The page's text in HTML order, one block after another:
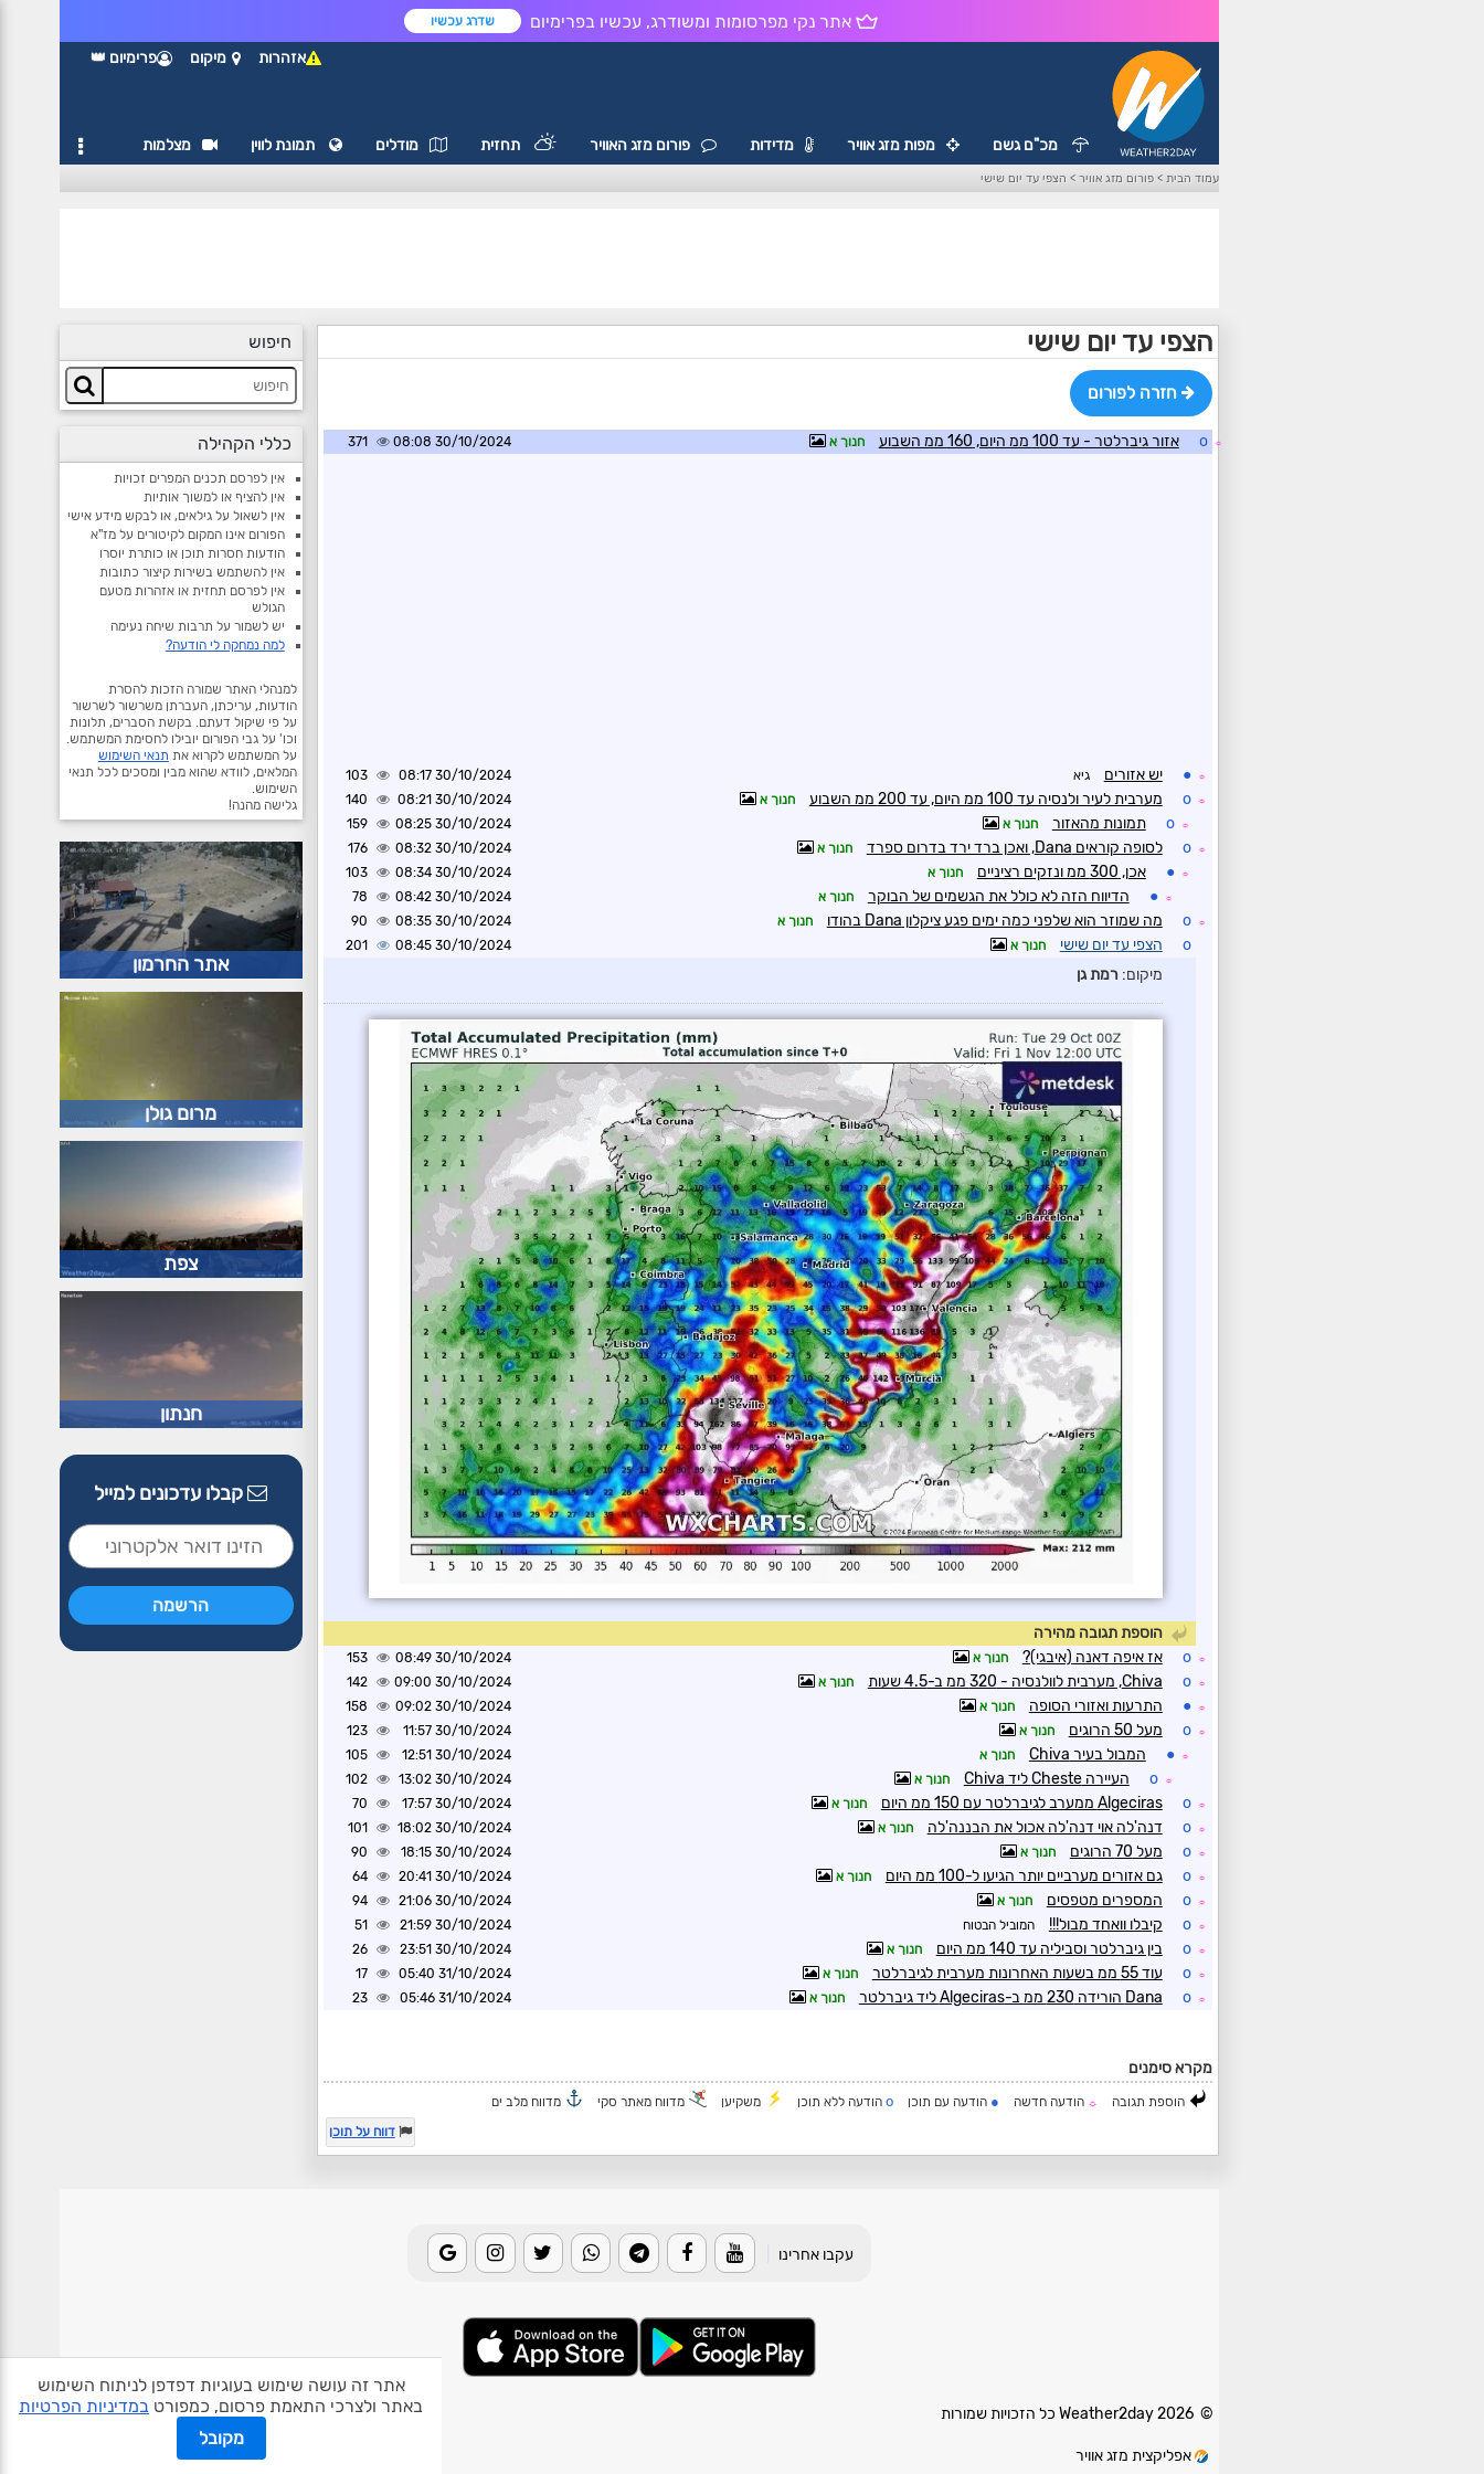
אתר זה עושה שימוש בעוגיות דפדפן לניתוח השימוש
באתר ולצרכי התאמת פרסום, כמפורט במדיניות הפרטיות
מקובל
אתר נקי מפרסומות ומשודרג, עכשיו בפרימיום שדרג עכשיו
אזהרות מיקום פרימיום 👑
מכ"ם גשם מפות מזג אוויר מדידות פורום מזג האוויר תחזית מודלים תמונת לווין מצלמות
עמוד הבית >פורום מזג אוויר > הצפי עד יום שישי
הצפי עד יום שישי
חזרה לפורום
☼
o אזור גיברלטר - עד 100 ממ היום, 160 ממ השבוע חנוך א 30/10/2024 08:08
371
☼
● יש אזורים גיא 30/10/2024 08:17
103
☼
o מערבית לעיר ולנסיה עד 100 ממ היום, עד 200 ממ השבוע חנוך א 30/10/2024 08:21
140
☼
o תמונות מהאזור חנוך א 30/10/2024 08:25
159
☼
o לסופה קוראים Dana, ואכן ברד ירד בדרום ספרד חנוך א 30/10/2024 08:32
176
☼
● אכן, 300 ממ ונזקים רציניים חנוך א 30/10/2024 08:34
103
☼
● הדיווח הזה לא כולל את הגשמים של הבוקר חנוך א 30/10/2024 08:42
78
☼
o מה שמוזר הוא שלפני כמה ימים פגע ציקלון Dana בהודו חנוך א 30/10/2024 08:35
90
o הצפי עד יום שישי חנוך א 30/10/2024 08:45
201
מיקום: רמת גן
הוספת תגובה מהירה
☼
o אז איפה דאנה (איבגי)? חנוך א 30/10/2024 08:49
153
☼
o Chiva, מערבית לוולנסיה - 320 ממ ב-4.5 שעות חנוך א 30/10/2024 09:00
142
☼
● התרעות ואזורי הסופה חנוך א 30/10/2024 09:02
158
☼
o מעל 50 הרוגים חנוך א 30/10/2024 11:57
123
☼
● המבול בעיר Chiva חנוך א 30/10/2024 12:51
105
☼
o העיירה Cheste ליד Chiva חנוך א 30/10/2024 13:02
102
☼
o Algeciras ממערב לגיברלטר עם 150 ממ היום חנוך א 30/10/2024 17:57
70
☼
o דנה'לה אוי דנה'לה אכול את הבננה'לה חנוך א 30/10/2024 18:02
101
☼
o מעל 70 הרוגים חנוך א 30/10/2024 18:15
90
☼
o גם אזורים מערביים יותר הגיעו ל-100 ממ היום חנוך א 30/10/2024 20:41
64
☼
o המספרים מטפסים חנוך א 30/10/2024 21:06
94
☼
o קיבלו וואחד מבול!!! המוביל הבטוח 30/10/2024 21:59
51
☼
o בין גיברלטר וסביליה עד 140 ממ היום חנוך א 30/10/2024 23:51
26
☼
o עוד 55 ממ בשעות האחרונות מערבית לגיברלטר חנוך א 31/10/2024 05:40
17
☼
o Dana הורידה 230 ממ ב-Algeciras ליד גיברלטר חנוך א 31/10/2024 05:46
23
מקרא סימנים
הוספת תגובה ☼ הודעה חדשה ● הודעה עם תוכן o הודעה ללא תוכן משקיען מדווח מאתר סקי
מדווח מלב ים
דווח על תוכן
חיפוש
כללי הקהילה
אין לפרסם תכנים המפרים זכויות
אין להציף או למשוך אותיות
אין לשאול על גילאים, או לבקש מידע אישי
הפורום אינו המקום לקיטורים על מז"א
הודעות חסרות תוכן או כותרת יוסרו
אין להשתמש בשירות קיצור כתובות
אין לפרסם תחזית או אזהרות מטעם
הגולש
יש לשמור על תרבות שיחה נעימה
למה נמחקה לי הודעה?
למנהלי האתר שמורה הזכות להסרת
הודעות, עריכתן, העברתן משרשור לשרשור
על פי שיקול דעתם. בקשת הסברים, תלונות
וכו' על גבי הפורום יובילו לחסימת המשתמש.
על המשתמש לקרוא את תנאי השימוש
המלאים, לוודא שהוא מבין ומסכים לכל תנאי
השימוש.
גלישה מהנה!
אתר החרמון
מרום גולן
צפת
חנתון
קבלו עדכונים למייל
עקבו אחרינו
© 2026 Weather2day כל הזכויות שמורות
אפליקצית מזג אוויר
אודות האתר פרטיות תנאי שימוש צור קשר בעלי אתרים